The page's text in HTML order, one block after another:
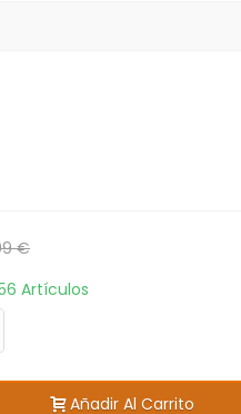
€
Artículos
Añadir Al Carrito